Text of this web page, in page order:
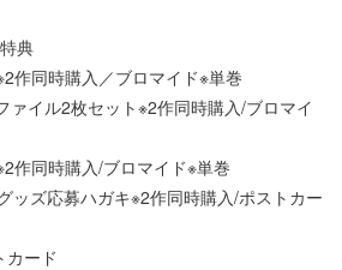
典
作同時購入／ブロマイド※単巻
ァイル2枚セット※2作同時購入/ブロマイ
作同時購入/ブロマイド※単巻
ッズ応募ハガキ※2作同時購入/ポストカー
カード